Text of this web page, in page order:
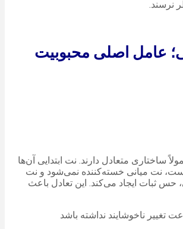
نرسند.
عامل اصلی محبوبیت
ساختاری متعادل دارند. نت ابتدایی آن‌ها
نت میانی خسته‌کننده نمی‌شود و نت
حس ثبات ایجاد می‌کند. این تعادل باعث
تغییر ناخوشایند نداشته باشد